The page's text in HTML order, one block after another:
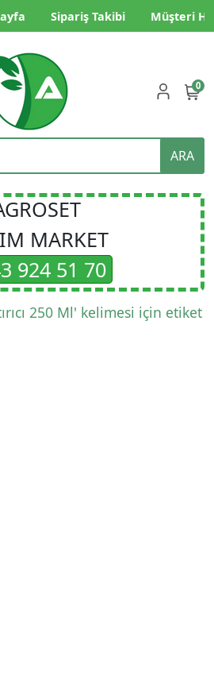
Sipariş Takibi Müşteri
ARA
0
MARKET
924 51 70
250 Ml' kelimesi için etiket